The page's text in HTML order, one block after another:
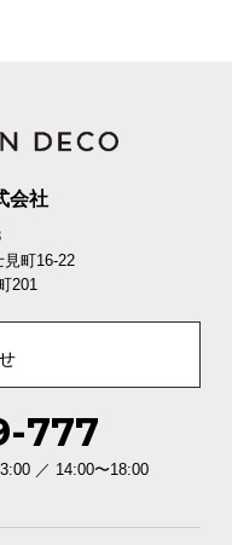
会社
町16-22
201
777
／ 14:00〜18:00